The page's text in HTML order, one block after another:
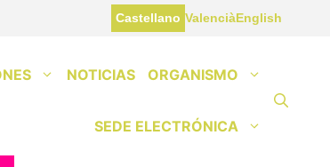
Castellano ValenciàEnglish
NOTICIAS ORGANISMO
SEDE ELECTRÓNICA